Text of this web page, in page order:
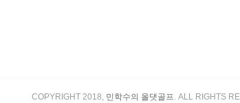
COPYRIGHT 2018, 민학수의 올댓골프. ALL RIGHTS